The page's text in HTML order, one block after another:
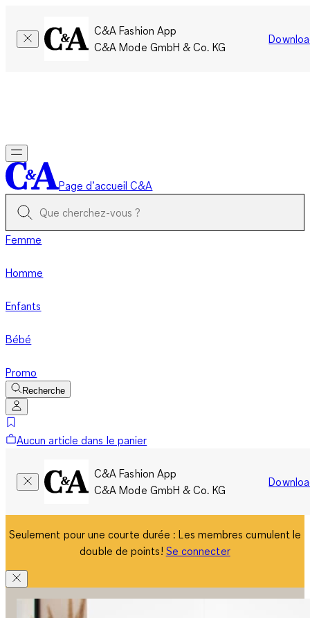
C&A Fashion App
C&A Mode GmbH & Co. KG
Page d’accueil C&A
Femme
Homme
Enfants
Bébé
Promo
Recherche
Aucun article dans le panier
C&A Fashion App
C&A Mode GmbH & Co. KG
Seulement pour une courte durée : Les membres cumulent le
double de points! Se connecter